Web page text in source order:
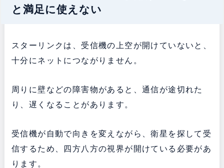
と満足に使えない
スターリンクは、受信機の上空が開けていないと、
十分にネットにつながりません。
周りに壁などの障害物があると、通信が途切れた
り、遅くなることがあります。
受信機が自動で向きを変えながら、衛星を探して受
信するため、四方八方の視界が開けている必要があ
ります。